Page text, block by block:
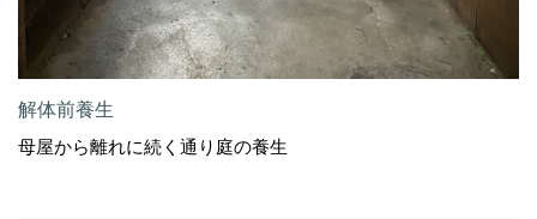
解体前養生
母屋から離れに続く通り庭の養生